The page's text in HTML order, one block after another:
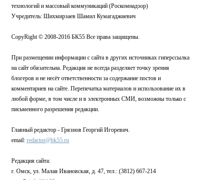
технологий и массовый коммуникаций (Роскомнадзор)
Учредитель: Шихмирзаев Шамил Кумагаджиевич
CopyRight © 2008-2016 БК55 Все права защищены.
При размещении информации с сайта в других источниках гиперссылка
на сайт обязательна. Редакция не всегда разделяет точку зрения
блогеров и не несёт ответственности за содержание постов и
комментариев на сайте. Перепечатка материалов и использование их в
любой форме, в том числе и в электронных СМИ, возможны только с
письменного разрешения редакции.
Главный редактор - Грязнов Георгий Игоревич.
email: redactor@bk55.ru
Редакция сайта:
г. Омск, ул. Малая Ивановская, д. 47, тел.: (3812) 667-214